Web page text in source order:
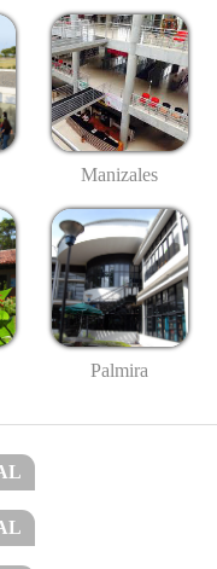
Manizales
Palmira